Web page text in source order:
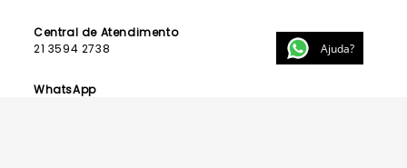
Ajuda?
Lista de Formandas
Política de Privacidade
Central de Atendimento
21 3594 2738
WhatsApp